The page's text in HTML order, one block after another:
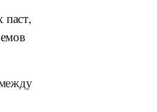
паст,